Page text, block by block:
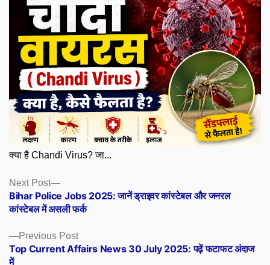
क्या है Chandi Virus? जा...
Posts
navigation
Previous PostPrevious
post:
Top Current Affairs News 30 July 2025: पढ़ें फटाफट अंदाज
में
Next Post
Next
post:
Bihar Police Jobs 2025: जानें ड्राइवर कांस्टेबल और जनरल
कांस्टेबल में असली फर्क